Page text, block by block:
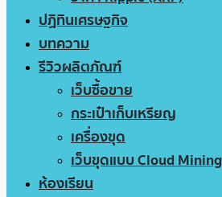
ปฏิทินเศรษฐกิจ
บทความ
รีวิวผลิตภัณฑ์
เว็บซื้อขาย
กระเป๋าเก็บเหรียญ
เครื่องขุด
เว็บขุดแบบ Cloud Mining
ห้องเรียน